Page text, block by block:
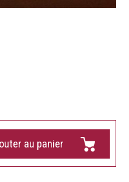
au panier